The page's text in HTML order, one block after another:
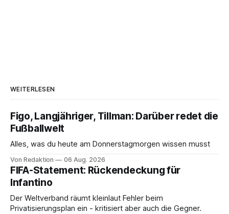
WEITERLESEN
Figo, Langjähriger, Tillman: Darüber redet die
Fußballwelt
Alles, was du heute am Donnerstagmorgen wissen musst
Von Redaktion 06 Aug. 2026
FIFA-Statement: Rückendeckung für
Infantino
Der Weltverband räumt kleinlaut Fehler beim
Privatisierungsplan ein - kritisiert aber auch die Gegner.